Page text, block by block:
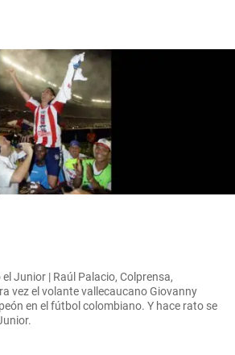
Junior | Raúl Palacio, Colprensa,
vez el volante vallecaucano Giovanny
en el fútbol colombiano. Y hace rato se